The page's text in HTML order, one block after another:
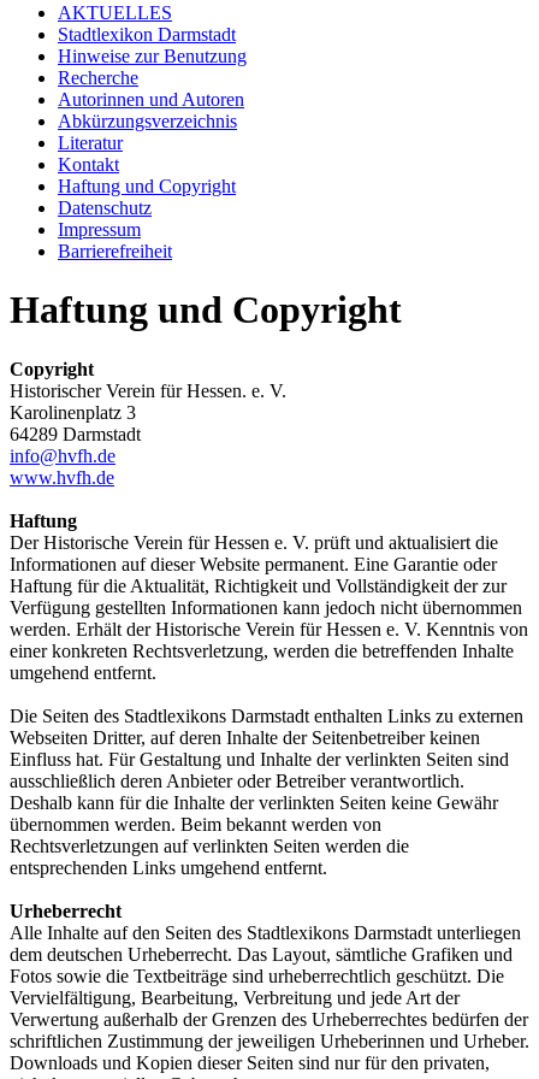
AKTUELLES
Stadtlexikon Darmstadt
Hinweise zur Benutzung
Recherche
Autorinnen und Autoren
Abkürzungsverzeichnis
Literatur
Kontakt
Haftung und Copyright
Datenschutz
Impressum
Barrierefreiheit
Haftung und Copyright
Copyright
Historischer Verein für Hessen. e. V.
Karolinenplatz 3
64289 Darmstadt
info@hvfh.de
www.hvfh.de
Haftung
Der Historische Verein für Hessen e. V. prüft und aktualisiert die
Informationen auf dieser Website permanent. Eine Garantie oder
Haftung für die Aktualität, Richtigkeit und Vollständigkeit der zur
Verfügung gestellten Informationen kann jedoch nicht übernommen
werden. Erhält der Historische Verein für Hessen e. V. Kenntnis von
einer konkreten Rechtsverletzung, werden die betreffenden Inhalte
umgehend entfernt.
Die Seiten des Stadtlexikons Darmstadt enthalten Links zu externen
Webseiten Dritter, auf deren Inhalte der Seitenbetreiber keinen
Einfluss hat. Für Gestaltung und Inhalte der verlinkten Seiten sind
ausschließlich deren Anbieter oder Betreiber verantwortlich.
Deshalb kann für die Inhalte der verlinkten Seiten keine Gewähr
übernommen werden. Beim bekannt werden von
Rechtsverletzungen auf verlinkten Seiten werden die
entsprechenden Links umgehend entfernt.
Urheberrecht
Alle Inhalte auf den Seiten des Stadtlexikons Darmstadt unterliegen
dem deutschen Urheberrecht. Das Layout, sämtliche Grafiken und
Fotos sowie die Textbeiträge sind urheberrechtlich geschützt. Die
Vervielfältigung, Bearbeitung, Verbreitung und jede Art der
Verwertung außerhalb der Grenzen des Urheberrechtes bedürfen der
schriftlichen Zustimmung der jeweiligen Urheberinnen und Urheber.
Downloads und Kopien dieser Seiten sind nur für den privaten,